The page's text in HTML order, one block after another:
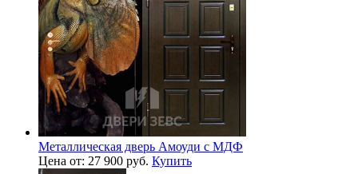
Металлическая дверь Амоуди с МДФ
Цена от: 27 900 руб. Купить